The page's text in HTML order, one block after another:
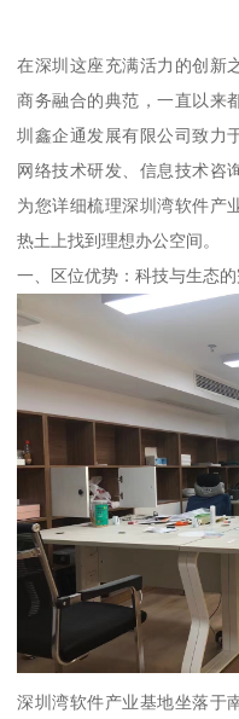
在深圳这座充满活力的创新
商务融合的典范，一直以来
圳鑫企通发展有限公司致力
网络技术研发、信息技术咨
为您详细梳理深圳湾软件产
热土上找到理想办公空间。
一、区位优势：科技与生态
深圳湾软件产业基地坐落于